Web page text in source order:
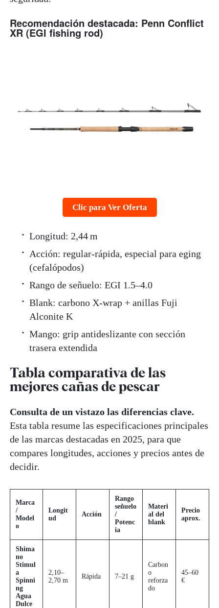
Recomendación destacada: Penn Conflict
XR (EGI fishing rod)
Clic para Ver Oferta
Longitud: 2,44 m
Acción: regular-rápida, especial para eging
(cefalópodos)
Rango de señuelo: EGI 1.5–4.0
Blank: carbono X-wrap + anillas Fuji
Alconite K
Mango: grip antideslizante con sección
trasera extendida
Tabla comparativa de las
mejores cañas de pescar
Consulta de un vistazo las diferencias clave.
Esta tabla resume las especificaciones principales
de las marcas destacadas en 2025, para que
compares longitudes, acciones y precios antes de
decidir.
Marca
/
Model
o
Longit
ud
Acción
Rango
señuelo
/
Potenc
ia
Materi
al del
blank
Precio
aprox.
Shima
no
Stimul
a
Spinni
ng
Agua
Dulce
2,10–
2,70 m
Rápida 7–21 g
Carbon
o
reforza
do
45–60
€